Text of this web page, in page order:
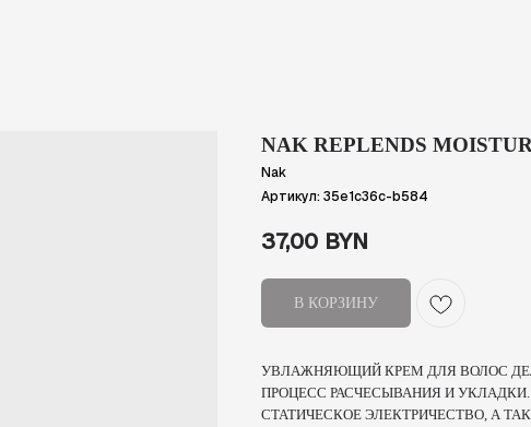
NAK REPLENDS
Nak
Артикул: 35e1c36c-b584
37,00 BYN
В КОРЗИНУ
УВЛАЖНЯЮЩИЙ КРЕМ ДЛЯ ВОЛОС
ПРОЦЕСС РАСЧЕСЫВАНИЯ И
СТАТИЧЕСКОЕ ЭЛЕКТРИЧЕСТВО, А